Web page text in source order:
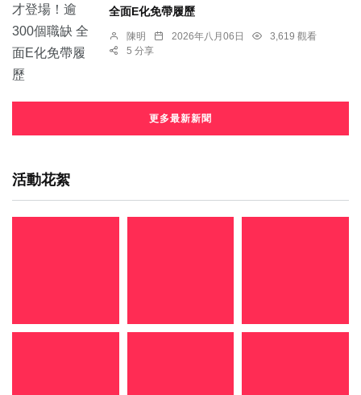
全面E化免帶履歷
陳明 2026年八月06日
3,619 觀看
5 分享
更多最新新聞
活動花絮